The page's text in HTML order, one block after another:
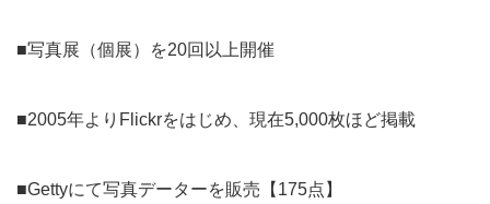
■写真展（個展）を20回以上開催
■2005年よりFlickrをはじめ、現在5,000枚ほど掲載
■Gettyにて写真データーを販売【175点】